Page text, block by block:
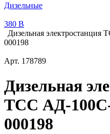
Дизельные
380 В
Дизельная
000198
Арт. 178789
Дизельная
ТСС АД-
000198